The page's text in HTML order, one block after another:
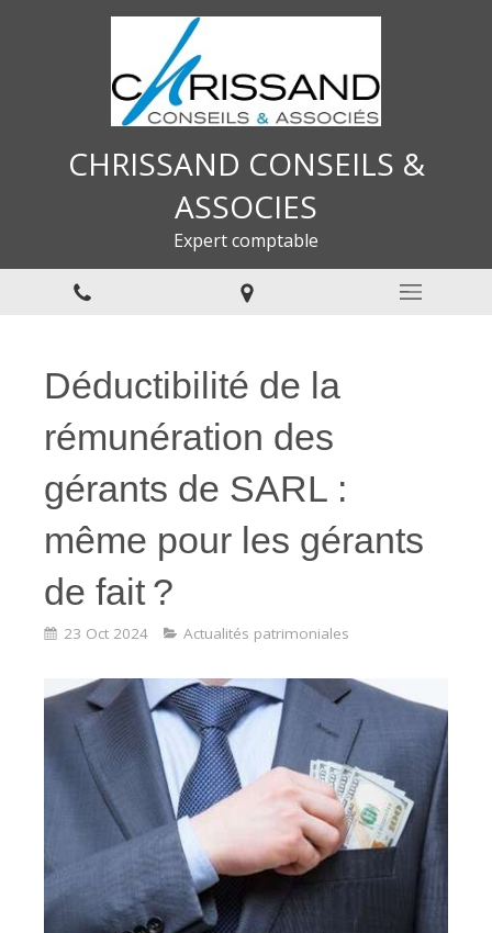
CHRISSAND CONSEILS &
ASSOCIES
Expert comptable
Déductibilité de la
rémunération des
gérants de SARL :
même pour les gérants
de fait ?
23 Oct 2024 Actualités patrimoniales